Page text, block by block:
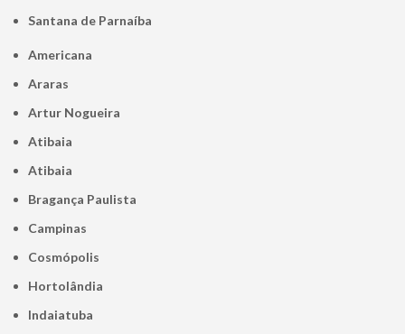
Santana de Parnaíba
Americana
Araras
Artur Nogueira
Atibaia
Atibaia
Bragança Paulista
Campinas
Cosmópolis
Hortolândia
Indaiatuba